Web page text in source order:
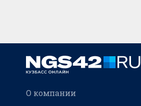
О компании